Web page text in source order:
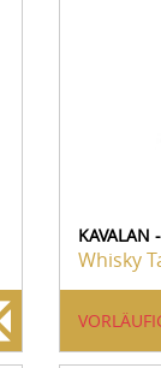
KAVALAN
Whisky